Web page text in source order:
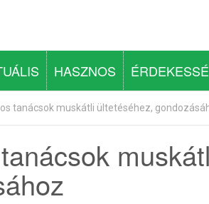
HASZNOS
tanácsok muskátli ültetéséhez,